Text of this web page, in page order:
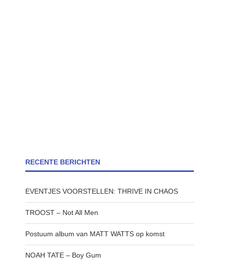
RECENTE BERICHTEN
EVENTJES VOORSTELLEN: THRIVE IN CHAOS
TROOST – Not All Men
Postuum album van MATT WATTS op komst
NOAH TATE – Boy Gum